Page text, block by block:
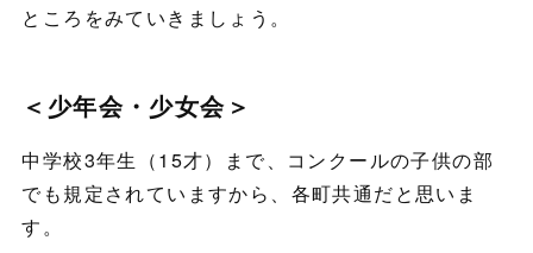
ところをみていきましょう。
＜少年会・少女会＞
中学校3年生（15才）まで、コンクールの子供の部
でも規定されていますから、各町共通だと思いま
す。